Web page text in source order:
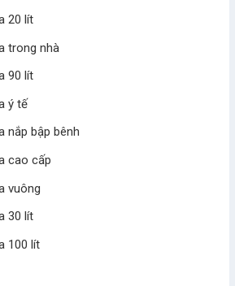
20 lít
trong nhà
90 lít
ý tế
nắp bập bênh
cao cấp
vuông
30 lít
100 lít